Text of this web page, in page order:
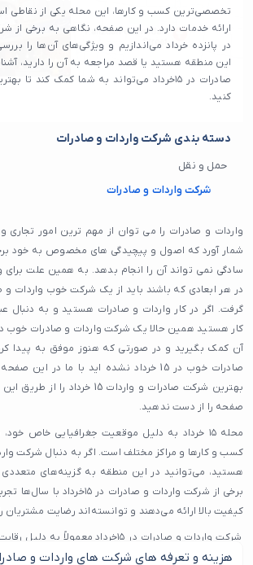
تخصصی‌ترین کسب و کارها، این محله یکی از نقاطی
ارائه خدمات دارد. در این صفحه، نگاهی به برخی از
در پانزده خرداد می‌اندازیم و ویژگی‌های آن‌ها را
این منطقه هستید یا قصد مراجعه به آن را دارید،
صادرات در ۱۵خرداد می‌تواند به شما کمک کند تا
کنید.
دسته بندی شرکت واردات و صادرات
حمل و نقل
شرکت واردات و صادرات
واردات و صادرات را می توان از مهم ترین امور تجاری
شمار آورد که اصول و پیچیدگی های مخصوص به خود
سادگی نمی تواند آن را انجام بدهد. به همین علت برای
گرفت. اگر در کار واردات و صادرات هستید و به دنبال
آن کمک بگیرید و در صورتی که هنوز موفق به پیدا
صادرات خوب در 15 خرداد نشده اید با ما در
بهترین شرکت صادرات و واردات 15
صفحه را از دست ندهید.
محله ۱۵ خرداد به دلیل موقعیت جغرافیایی خاص
هستید، می‌توانید در این منطقه به گزینه‌های
برخی از شرکت واردات و صادرات در
کیفیت بالا ارائه می‌دهند و توانسته‌اند رضایت مشتریان
شرکت واردات و صادرات در ۱۵خرداد معمولاً
خدمات بهتر و قیمت مناسب، مشتریان بیشتری جذب